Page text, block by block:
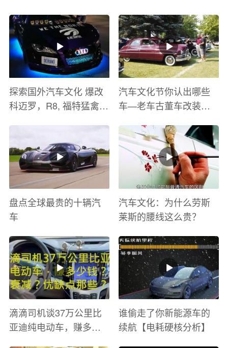
探索国外汽车文化 爆改
科迈罗，R8, 福特猛禽
汽车文化节你认出哪些
车—老车古董车改装车
盘点全球最贵的十辆汽
车
汽车文化：为什么劳斯
莱斯的腰线这么贵？
滴滴司机谈37万公里比
亚迪纯电动车，赚多少
谁偷走了你新能源车的
续航【电耗硬核分析】